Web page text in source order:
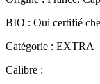
BIO : Oui certifié
Catégorie : EXTRA
Calibre :